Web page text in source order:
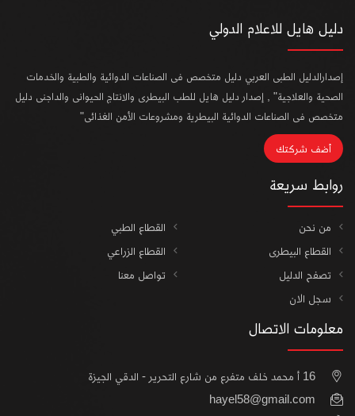
دليل هايل للاعلام الدولي
إصدارالدليل الطبى العربي دليل متخصص فى الصناعات الدوائية والطبية والخدمات
الصحية والعلاجية" , إصدار دليل هايل للطب البيطرى والانتاج الحيوانى والداجنى دليل
متخصص فى الصناعات الدوائية البيطرية ومشروعات الأمن الغذائى"
أضف شركتك
روابط سريعة
من نحن
القطاع الطبي
القطاع البيطرى
القطاع الزراعي
تصفح الدليل
تواصل معنا
سجل الان
معلومات الاتصال
16 أ محمد خلف متفرع من شارع التحرير - الدقي الجيزة
hayel58@gmail.com